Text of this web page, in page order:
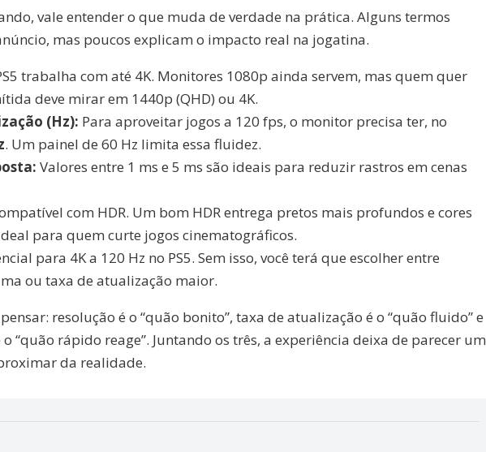
vale entender o que muda de verdade na prática. Alguns termos
mas poucos explicam o impacto real na jogatina.
trabalha com até 4K. Monitores 1080p ainda servem, mas quem quer
deve mirar em 1440p (QHD) ou 4K.
(Hz): Para aproveitar jogos a 120 fps, o monitor precisa ter, no
. Um painel de 60 Hz limita essa fluidez.
Valores entre 1 ms e 5 ms são ideais para reduzir rastros em cenas
com HDR. Um bom HDR entrega pretos mais profundos e cores
para quem curte jogos cinematográficos.
para 4K a 120 Hz no PS5. Sem isso, você terá que escolher entre
ou taxa de atualização maior.
resolução é o “quão bonito”, taxa de atualização é o “quão fluido” e
“quão rápido reage”. Juntando os três, a experiência deixa de parecer um
da realidade.